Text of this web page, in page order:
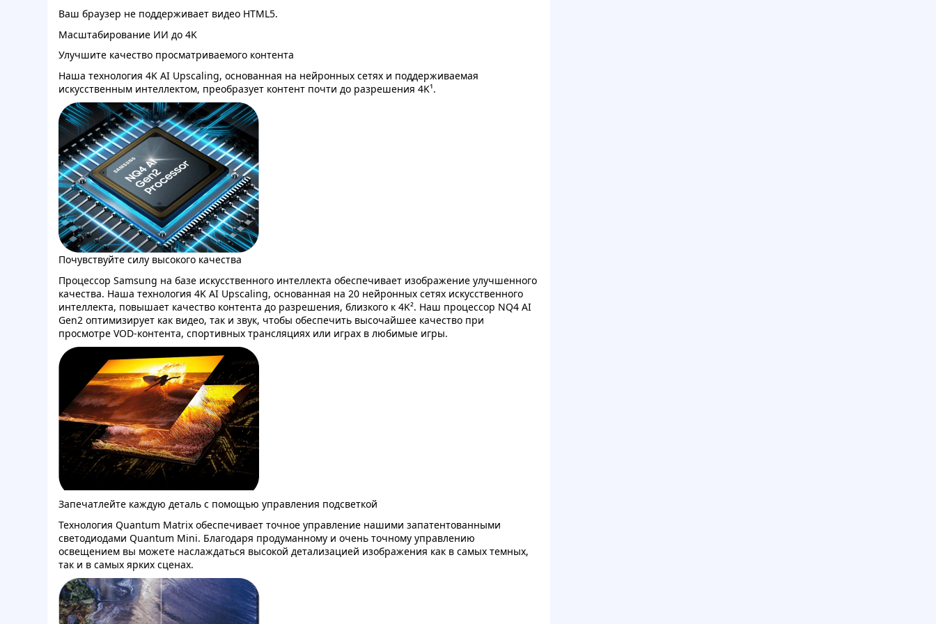
Ваш браузер не поддерживает видео HTML5.
Масштабирование ИИ до 4K
Улучшите качество просматриваемого контента
Наша технология 4K AI Upscaling, основанная на нейронных сетях и поддерживаемая
искусственным интеллектом, преобразует контент почти до разрешения 4K¹.
Почувствуйте силу высокого качества
Процессор Samsung на базе искусственного интеллекта обеспечивает изображение улучшенного
качества. Наша технология 4K AI Upscaling, основанная на 20 нейронных сетях искусственного
интеллекта, повышает качество контента до разрешения, близкого к 4K². Наш процессор NQ4 AI
Gen2 оптимизирует как видео, так и звук, чтобы обеспечить высочайшее качество при
просмотре VOD-контента, спортивных трансляциях или играх в любимые игры.
Запечатлейте каждую деталь с помощью управления подсветкой
Технология Quantum Matrix обеспечивает точное управление нашими запатентованными
светодиодами Quantum Mini. Благодаря продуманному и очень точному управлению
освещением вы можете наслаждаться высокой детализацией изображения как в самых темных,
так и в самых ярких сценах.